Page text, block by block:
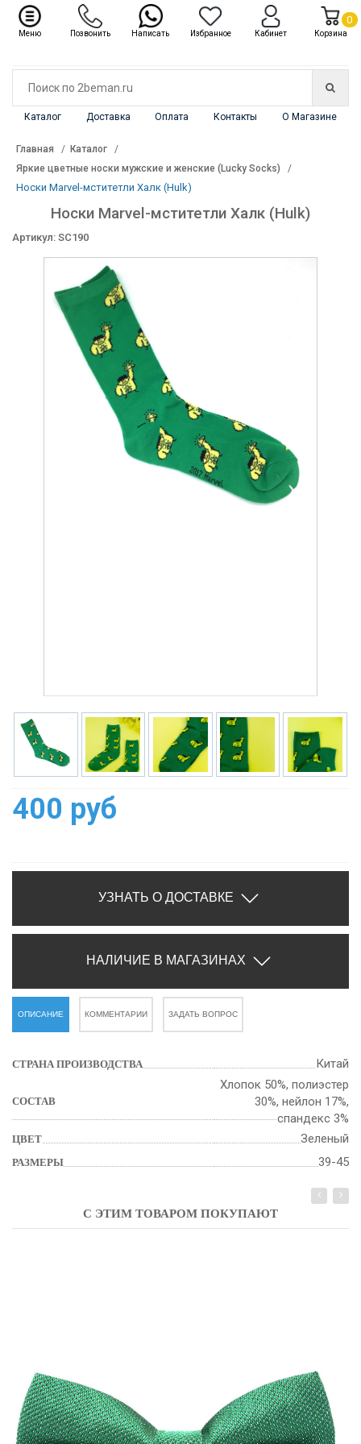
Каталог Доставка Оплата Контакты О Магазине
Каталог ✖
Главная
Каталог
Яркие цветные носки мужские и женские (Lucky Socks)
Носки Marvel-мститетли Халк (Hulk)
Носки Marvel-мститетли Халк (Hulk)
Артикул: SC190
400 руб
УЗНАТЬ О ДОСТАВКЕ
НАЛИЧИЕ В МАГАЗИНАХ
ОПИСАНИЕ КОММЕНТАРИИ ЗАДАТЬ ВОПРОС
СТРАНА ПРОИЗВОДСТВА Китай
СОСТАВ
Хлопок 50%, полиэстер
30%, нейлон 17%,
спандекс 3%
ЦВЕТ Зеленый
РАЗМЕРЫ 39-45
С ЭТИМ ТОВАРОМ ПОКУПАЮТ
Меню Позвонить Написать Избранное Кабинет Корзина
0